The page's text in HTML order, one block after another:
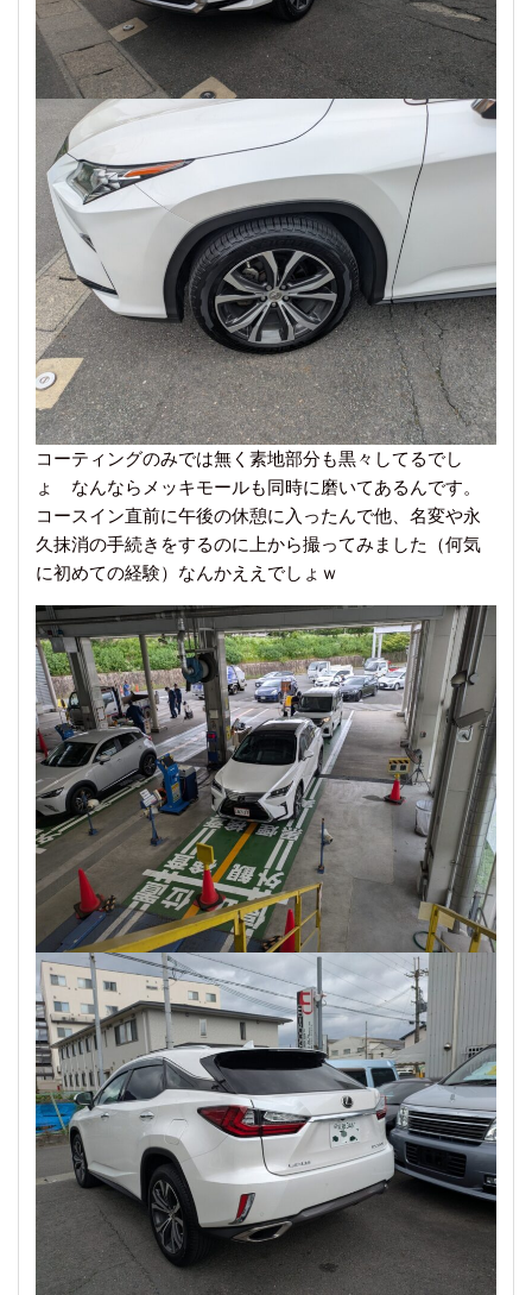
コーティングのみでは無く素地部分も黒々してるでし
ょ なんならメッキモールも同時に磨いてあるんです。
コースイン直前に午後の休憩に入ったんで他、名変や永
久抹消の手続きをするのに上から撮ってみました（何気
に初めての経験）なんかええでしょｗ